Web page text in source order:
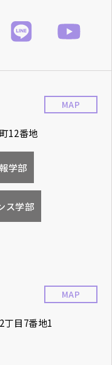
12番地
MAP
学部
ス学部
目7番地1
MAP